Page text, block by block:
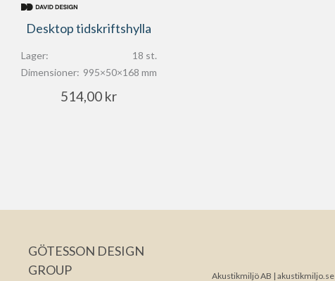
Desktop tidskriftshylla
Lager:
18 st.
Dimensioner: 995×50×168 mm
514,00 kr
GÖTESSON DESIGN
GROUP
Akustikmiljö AB | akustikmiljo.se